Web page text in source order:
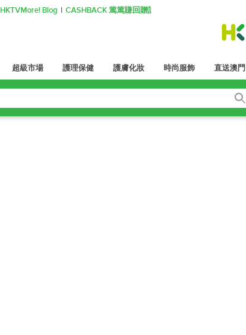
HKTVMore! Blog CASHBACK 篤篤賺回贈計劃
超級市場 護理保健 護膚化妝 時尚服飾 直送澳門